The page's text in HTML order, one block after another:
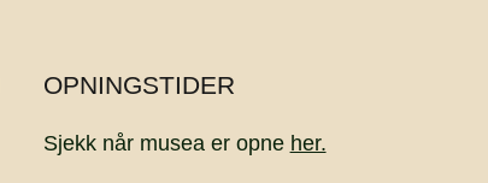
OPNINGSTIDER
Sjekk når musea er opne her.